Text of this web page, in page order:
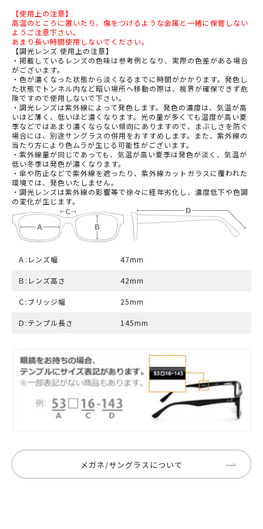
【使用上の注意】
高温のところに置いたり、傷をつけるような金属と一緒に保管しない
ようご注意下さい。
あまり長い時間使用しないでください。
【調光レンズ 使用上の注意】
・掲載しているレンズの色味は参考例となり、実際の色差がある場合
がございます。
・色が濃くなった状態から淡くなるまでに時間がかかります。発色し
た状態でトンネル内など暗い場所へ移動の際は、視界が確保できず危
険ですので使用しないで下さい。
・調光レンズは紫外線によって発色します。発色の濃度は、気温が高
いほど薄く、低いほど濃くなります。光の量が多くても温度が高い夏
季などではあまり濃くならない傾向にありますので、まぶしさを防ぐ
場合には、別途サングラスの併用をおすすめします。また、紫外線の
当たり方により色ムラが生じる可能性がございます。
・紫外線量が同じであっても、気温が高い夏季は発色が淡く、気温が
低い冬季は発色が濃くなります。
・傘や防止などで紫外線を遮ったり、紫外線カットガラスに覆われた
環境では、発色いたしません。
・調光レンズは紫外線の影響等で徐々に経年劣化し、濃度低下や色調
の変化が生じます。
Ａ:レンズ幅 47mm
Ｂ:レンズ高さ 42mm
Ｃ:ブリッジ幅 25mm
Ｄ:テンプル長さ 145mm
メガネ/サングラスについて